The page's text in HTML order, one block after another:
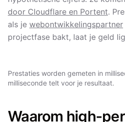
door Cloudflare en Portent.
als je webontwikkelingspartner
projectfase bakt, laat je geld
Prestaties worden gemeten in
milliseconde telt voor je resultaat.
Waarom high-